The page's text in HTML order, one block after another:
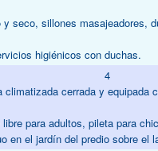
y seco, sillones masajeadores,
higiénicos con duchas.
4
climatizada cerrada y equipada
para adultos, pileta para
en el jardín del predio sobre el